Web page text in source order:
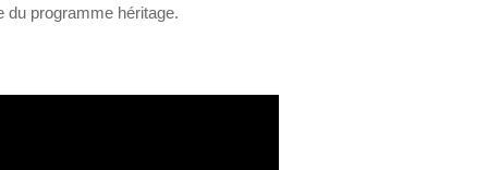
du programme héritage.